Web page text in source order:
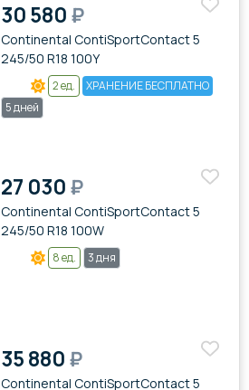
30 580₽
Continental ContiSportContact 5
245/50 R18 100Y
2 ед.
ХРАНЕНИЕ БЕСПЛАТНО
5 дней
27 030₽
Continental ContiSportContact 5
245/50 R18 100W
8 ед. 3 дня
35 880₽
Continental ContiSportContact 5